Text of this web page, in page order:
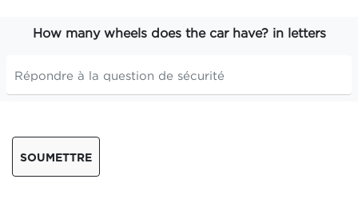
How many wheels does the car have? in letters
SOUMETTRE